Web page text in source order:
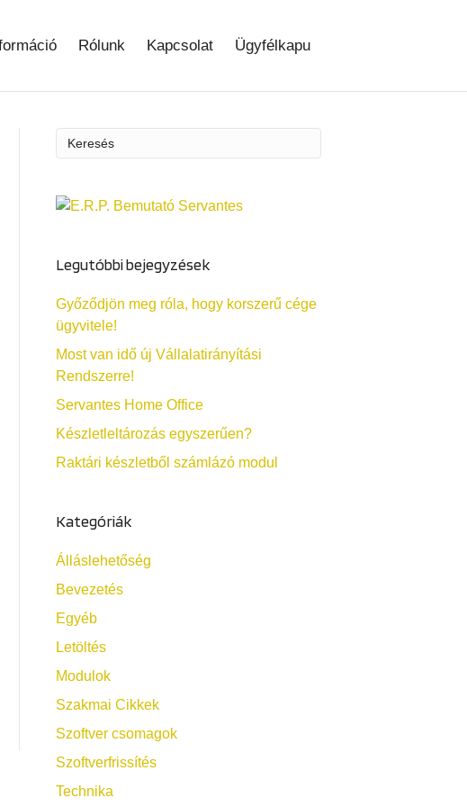
Rólunk Kapcsolat Ügyfélkapu
Legutóbbi bejegyzések
Győződjön meg róla, hogy korszerű cége
ügyvitele!
Most van idő új Vállalatirányítási
Rendszerre!
Servantes Home Office
Készletleltározás egyszerűen?
Raktári készletből számlázó modul
Kategóriák
Álláslehetőség
Bevezetés
Egyéb
Letöltés
Modulok
Szakmai Cikkek
Szoftver csomagok
Szoftverfrissítés
Technika